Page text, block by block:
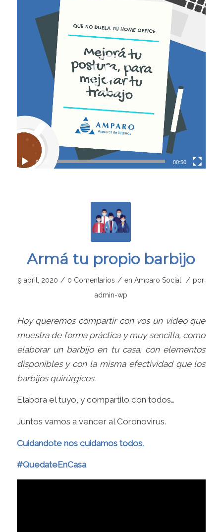
00:00 00:50
Armá tu propio barbijo
9 abril, 2020 / 0 Comentarios / en Amparo Social / por
admin-wp
Hoy queremos compartir con vos un video que
muestra de forma práctica y muy sencilla, como
elaborar un barbijo en tu casa, con elementos
disponibles y con la misma efectividad que los
barbijos quirúrgicos.
Elabora el tuyo, y compartilo con todos…
Juntos vamos a vencer al Coronovirus.
Cuidandote nos cuidamos todos.
#QuedateEnCasa